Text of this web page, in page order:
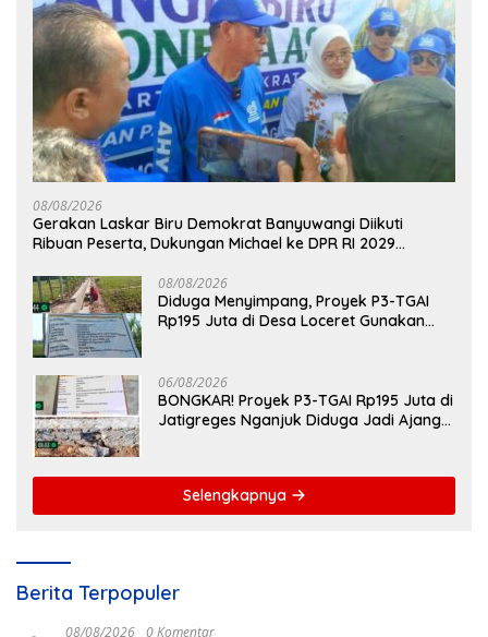
08/08/2026
Gerakan Laskar Biru Demokrat Banyuwangi Diikuti
Ribuan Peserta, Dukungan Michael ke DPR RI 2029
08/08/2026
Diduga Menyimpang, Proyek P3-TGAI
Rp195 Juta di Desa Loceret Gunakan
06/08/2026
BONGKAR! Proyek P3-TGAI Rp195 Juta di
Jatigreges Nganjuk Diduga Jadi Ajang
Selengkapnya
Berita Terpopuler
08/08/2026 0 Komentar